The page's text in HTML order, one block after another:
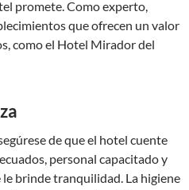
promete. Como experto,
que ofrecen un valor
como el Hotel Mirador del
de que el hotel cuente
personal capacitado y
brinde tranquilidad. La higiene